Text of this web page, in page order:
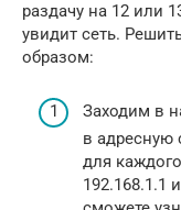
раздачу на 12 или
увидит сеть.
образом:
Заходим в
в адресную
для
192.168.1.1